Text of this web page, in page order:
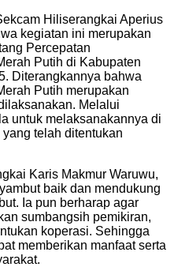
Hiliserangkai Aperius
kegiatan ini merupakan
Percepatan
Putih di Kabupaten
Diterangkannya bahwa
Putih merupakan
Melalui
untuk melaksanakannya di
telah ditentukan
Karis Makmur Waruwu,
baik dan mendukung
Ia pun berharap agar
sumbangsih pemikiran,
koperasi. Sehingga
memberikan manfaat serta